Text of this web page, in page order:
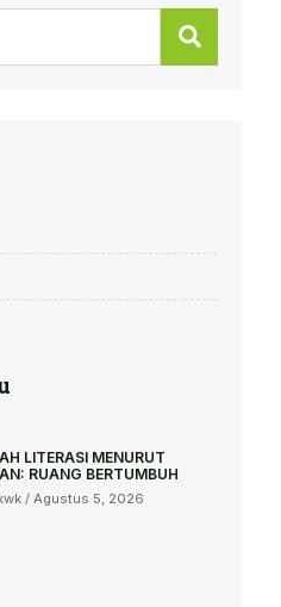
Search
LITERASI MENURUT
RUANG BERTUMBUH
Agustus 5, 2026